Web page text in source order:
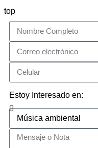
top
Estoy Interesado en: